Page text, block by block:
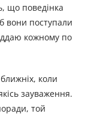
що поведінка
вони поступали
кожному по
коли
зауваження.
той